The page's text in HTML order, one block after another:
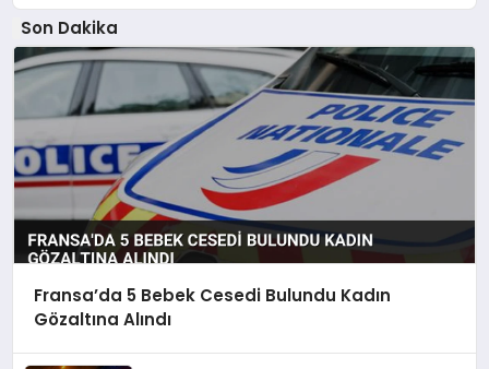
Son Dakika
Fransa’da 5 Bebek Cesedi Bulundu Kadın
Gözaltına Alındı